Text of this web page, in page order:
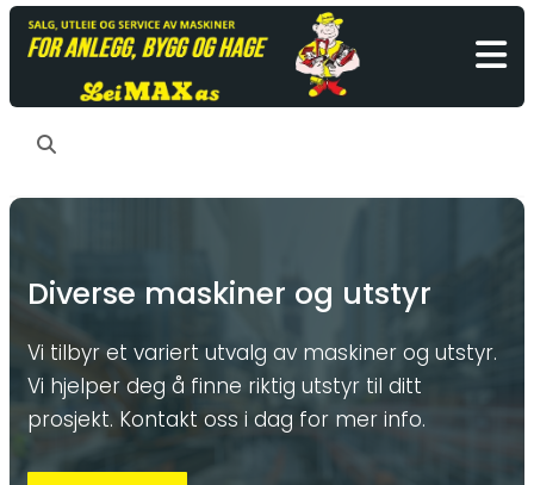
Diverse maskiner og utstyr
Vi tilbyr et variert utvalg av maskiner og utstyr.
Vi hjelper deg å finne riktig utstyr til ditt
prosjekt. Kontakt oss i dag for mer info.